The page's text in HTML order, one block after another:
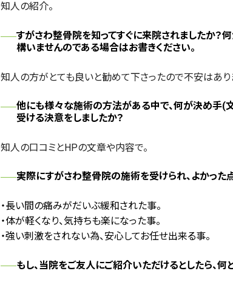
知人の紹介。
すがさわ整骨院を知ってすぐに来院されましたか？
構いませんのである場合はお書きください。
知人の方がとても良いと勧めて下さったので不安はあり
他にも様々な施術の方法がある中で、何が決め手(
受ける決意をしましたか？
知人の口コミとHPの文章や内容で。
実際にすがさわ整骨院の施術を受けられ、よかった
・長い間の痛みがだいぶ緩和された事。
・体が軽くなり、気持ちも楽になった事。
・強い刺激をされない為、安心してお任せ出来る事。
もし、当院をご友人にご紹介いただけるとしたら、何